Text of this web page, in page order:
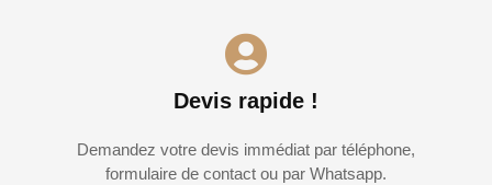
Devis rapide !
Demandez votre devis immédiat par téléphone,
formulaire de contact ou par Whatsapp.